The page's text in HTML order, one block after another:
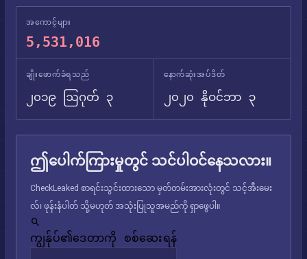
အကောင့်များ
5,531,016
ချိုးဖောက်ခံရသည်
၂၀၁၉ ဩဂုတ် ၃
နောက်ဆုံးအပ်ဒိတ်
၂၀၂၀ နိုဝင်ဘာ ၃
ဤပေါက်ကြားမှုတွင် သင်ပါဝင်နေသလား။
CheckLeaked စာရင်းသွင်းထားသော မှတ်တမ်းအားလုံးတွင် သင့်အီးမေး
လ်၊ ဖုန်းနံပါတ် သို့မဟုတ် အသုံးပြုသူအမည်ကို ရှာဖွေပါ။
ကျွန်ုပ်၏ဒေတာကို စစ်ဆေးရန်